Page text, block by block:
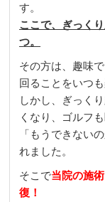
す。
ここで、ぎっく
つ。
その方は、趣味
回ることをいつ
しかし、ぎっく
くなり、ゴルフも
「もうできない
れました。
そこで当院の施
復！